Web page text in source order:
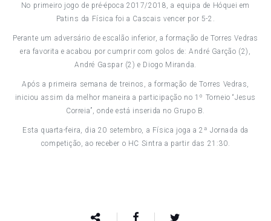
No primeiro jogo de pré-época 2017/2018, a equipa de Hóquei em
Patins da Física foi a Cascais vencer por 5-2.
Perante um adversário de escalão inferior, a formação de Torres Vedras
era favorita e acabou por cumprir com golos de: André Garção (2),
André Gaspar (2) e Diogo Miranda.
Após a primeira semana de treinos, a formação de Torres Vedras,
iniciou assim da melhor maneira a participação no 1º Torneio “Jesus
Correia”, onde está inserida no Grupo B.
Esta quarta-feira, dia 20 setembro, a Física joga a 2ª Jornada da
competição, ao receber o HC Sintra a partir das 21:30.